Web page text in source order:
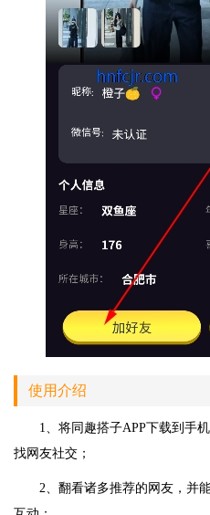
使用介绍
1、将同趣搭子APP下载到手
找网友社交；
2、翻看诸多推荐的网友，并